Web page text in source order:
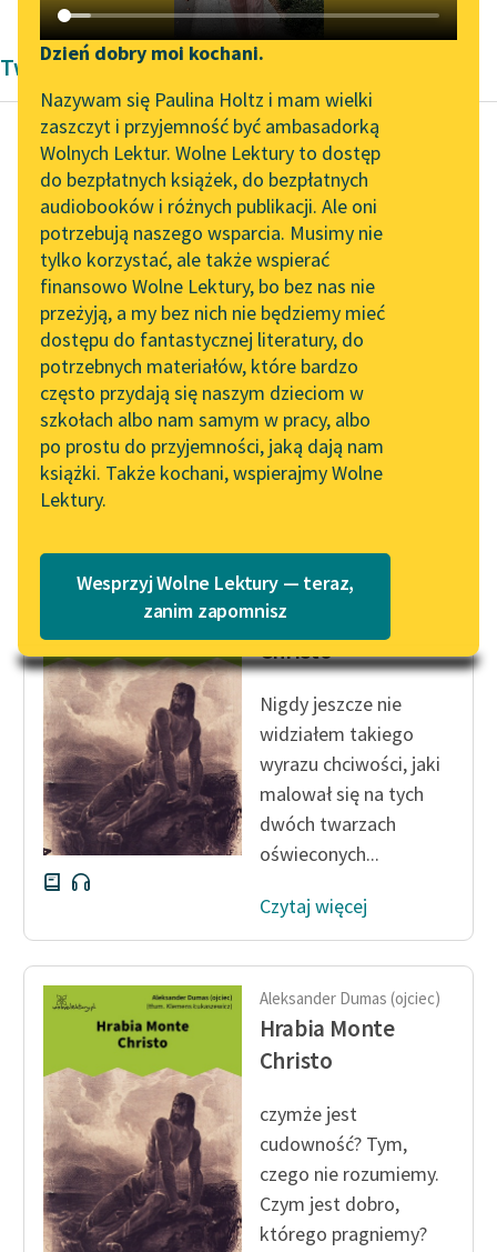
Katalog DAISY
Podkasty o książkach
Zgłoś brak utworu
Aktualności
„Prokurator Alicja Horn”
do słuchania
Byliśmy częścią AI Impact
Lab
Zapraszamy na spotkanie
online z tłumaczkami
literatury skandynawskiej
Spotkanie z Katarzyną
Tunkiel w Oslo
102. lata temu zmarł
Joseph Conrad
Lektury szkolne i klasyka
literatury do słuchania dla
uczennic i uczniów z
niepełnosprawnościami
E-kolekcja lektur
szkolnych i literatury do
słuchania dla uczennic i
uczniów z
niepełnosprawnościami
Feministyczne inspiracje.
skandynawskiej literatury
feministycznej
Ręce pełne poezji
Kolekcje edukacyjne
twórców przechodzących
do domeny publicznej,
lektur szkolnych oraz
Starego Testamentu
Odkurzamy bohaterów
Szkoła Poezji Wolnych
Narzędzia
Mapa Wolnych Lektur
Leśmianator
Przewodnik dla piszących i
czytających
API
OAI-PMH
Widget Wolnych Lektur
Przypisy
Katalog w formacie PDF
Dzień dobry moi kochani.
Nazywam się Paulina Holtz i mam wielki
zaszczyt i przyjemność być ambasadorką
Wolnych Lektur. Wolne Lektury to dostęp
do bezpłatnych książek, do bezpłatnych
audiobooków i różnych publikacji. Ale oni
potrzebują naszego wsparcia. Musimy nie
tylko korzystać, ale także wspierać
finansowo Wolne Lektury, bo bez nas nie
przeżyją, a my bez nich nie będziemy mieć
dostępu do fantastycznej literatury, do
potrzebnych materiałów, które bardzo
często przydają się naszym dzieciom w
szkołach albo nam samym w pracy, albo
po prostu do przyjemności, jaką dają nam
książki. Także kochani, wspierajmy Wolne
Lektury.
Wesprzyj Wolne Lektury — teraz,
zanim zapomnisz
Twórczość Aleksandra Dumas
Aleksander Dumas (ojciec)
Hrabia Monte
Christo
Vampa na widok złota
dumnie podniósł czoło,
ale oczy Teresy
zabłysły, gdy
pomyślała, ile
mogłaby...
Aleksander Dumas (ojciec)
Hrabia Monte
Christo
Nigdy jeszcze nie
widziałem takiego
wyrazu chciwości, jaki
malował się na tych
dwóch twarzach
oświeconych...
Czytaj więcej
Aleksander Dumas (ojciec)
Hrabia Monte
Christo
czymże jest
cudowność? Tym,
czego nie rozumiemy.
Czym jest dobro,
którego pragniemy?